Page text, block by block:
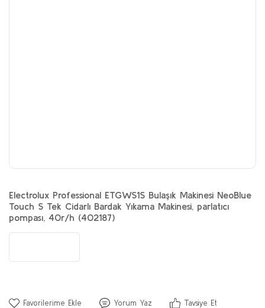
Electrolux Professional ETGWS1S Bulaşık Makinesi NeoBlue
Touch S Tek Cidarlı Bardak Yıkama Makinesi, parlatıcı
pompası, 40r/h (402187)
Yorum Yaz Tavsiye Et